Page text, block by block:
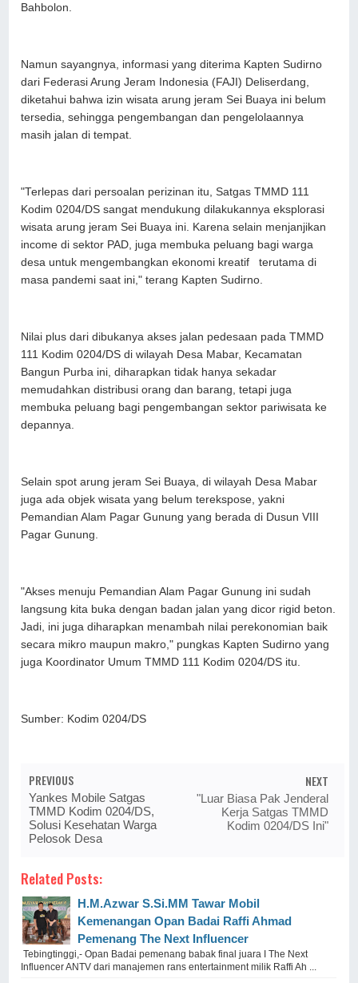
Bahbolon.
Namun sayangnya, informasi yang diterima Kapten Sudirno
dari Federasi Arung Jeram Indonesia (FAJI) Deliserdang,
diketahui bahwa izin wisata arung jeram Sei Buaya ini belum
tersedia, sehingga pengembangan dan pengelolaannya
masih jalan di tempat.
"Terlepas dari persoalan perizinan itu, Satgas TMMD 111
Kodim 0204/DS sangat mendukung dilakukannya eksplorasi
wisata arung jeram Sei Buaya ini. Karena selain menjanjikan
income di sektor PAD, juga membuka peluang bagi warga
desa untuk mengembangkan ekonomi kreatif terutama di
masa pandemi saat ini," terang Kapten Sudirno.
Nilai plus dari dibukanya akses jalan pedesaan pada TMMD
111 Kodim 0204/DS di wilayah Desa Mabar, Kecamatan
Bangun Purba ini, diharapkan tidak hanya sekadar
memudahkan distribusi orang dan barang, tetapi juga
membuka peluang bagi pengembangan sektor pariwisata ke
depannya.
Selain spot arung jeram Sei Buaya, di wilayah Desa Mabar
juga ada objek wisata yang belum terekspose, yakni
Pemandian Alam Pagar Gunung yang berada di Dusun VIII
Pagar Gunung.
"Akses menuju Pemandian Alam Pagar Gunung ini sudah
langsung kita buka dengan badan jalan yang dicor rigid beton.
Jadi, ini juga diharapkan menambah nilai perekonomian baik
secara mikro maupun makro," pungkas Kapten Sudirno yang
juga Koordinator Umum TMMD 111 Kodim 0204/DS itu.
Sumber: Kodim 0204/DS
PREVIOUS
Yankes Mobile Satgas
TMMD Kodim 0204/DS,
Solusi Kesehatan Warga
Pelosok Desa
NEXT
"Luar Biasa Pak Jenderal
Kerja Satgas TMMD
Kodim 0204/DS Ini"
Related Posts:
H.M.Azwar S.Si.MM Tawar Mobil
Kemenangan Opan Badai Raffi Ahmad
Pemenang The Next Influencer
Tebingtinggi,- Opan Badai pemenang babak final juara I The Next
Influencer ANTV dari manajemen rans entertainment milik Raffi Ah ...